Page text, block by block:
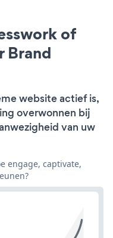
of
Brand
website actief is,
overwonnen bij
van uw
engage, captivate,